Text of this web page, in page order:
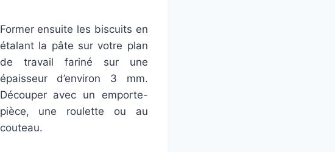
Former ensuite les biscuits en
étalant la pâte sur votre plan
de travail fariné sur une
épaisseur d’environ 3 mm.
Découper avec un emporte-
pièce, une roulette ou au
couteau.